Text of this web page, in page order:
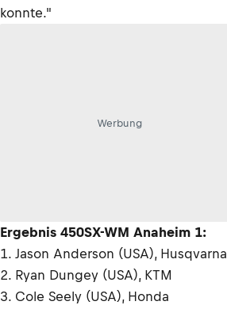
konnte."
Werbung
Ergebnis 450SX-WM Anaheim 1:
1. Jason Anderson (USA), Husqvarna
2. Ryan Dungey (USA), KTM
3. Cole Seely (USA), Honda